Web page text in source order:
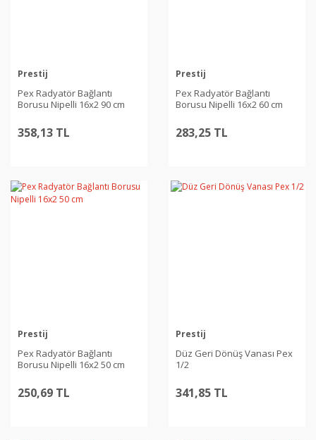
Prestij
Pex Radyatör Bağlantı
Borusu Nipelli 16x2 90 cm
358,13 TL
Prestij
Pex Radyatör Bağlantı
Borusu Nipelli 16x2 60 cm
283,25 TL
Prestij
Pex Radyatör Bağlantı
Borusu Nipelli 16x2 50 cm
250,69 TL
Prestij
Düz Geri Dönüş Vanası Pex
1/2
341,85 TL